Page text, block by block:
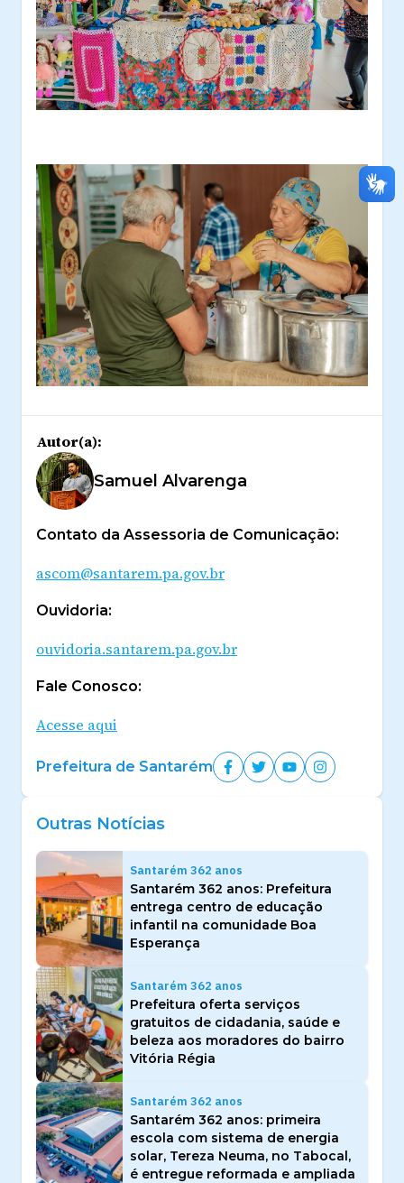
Autor(a):
Samuel Alvarenga
Contato da Assessoria de Comunicação:
ascom@santarem.pa.gov.br
Ouvidoria:
ouvidoria.santarem.pa.gov.br
Fale Conosco:
Acesse aqui
Prefeitura de Santarém
Outras Notícias
Santarém 362 anos
Santarém 362 anos: Prefeitura
entrega centro de educação
infantil na comunidade Boa
Esperança
Santarém 362 anos
Prefeitura oferta serviços
gratuitos de cidadania, saúde e
beleza aos moradores do bairro
Vitória Régia
Santarém 362 anos
Santarém 362 anos: primeira
escola com sistema de energia
solar, Tereza Neuma, no Tabocal,
é entregue reformada e ampliada